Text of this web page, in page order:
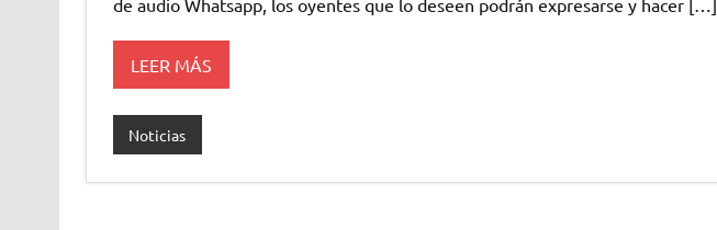
LEER MÁS
Noticias